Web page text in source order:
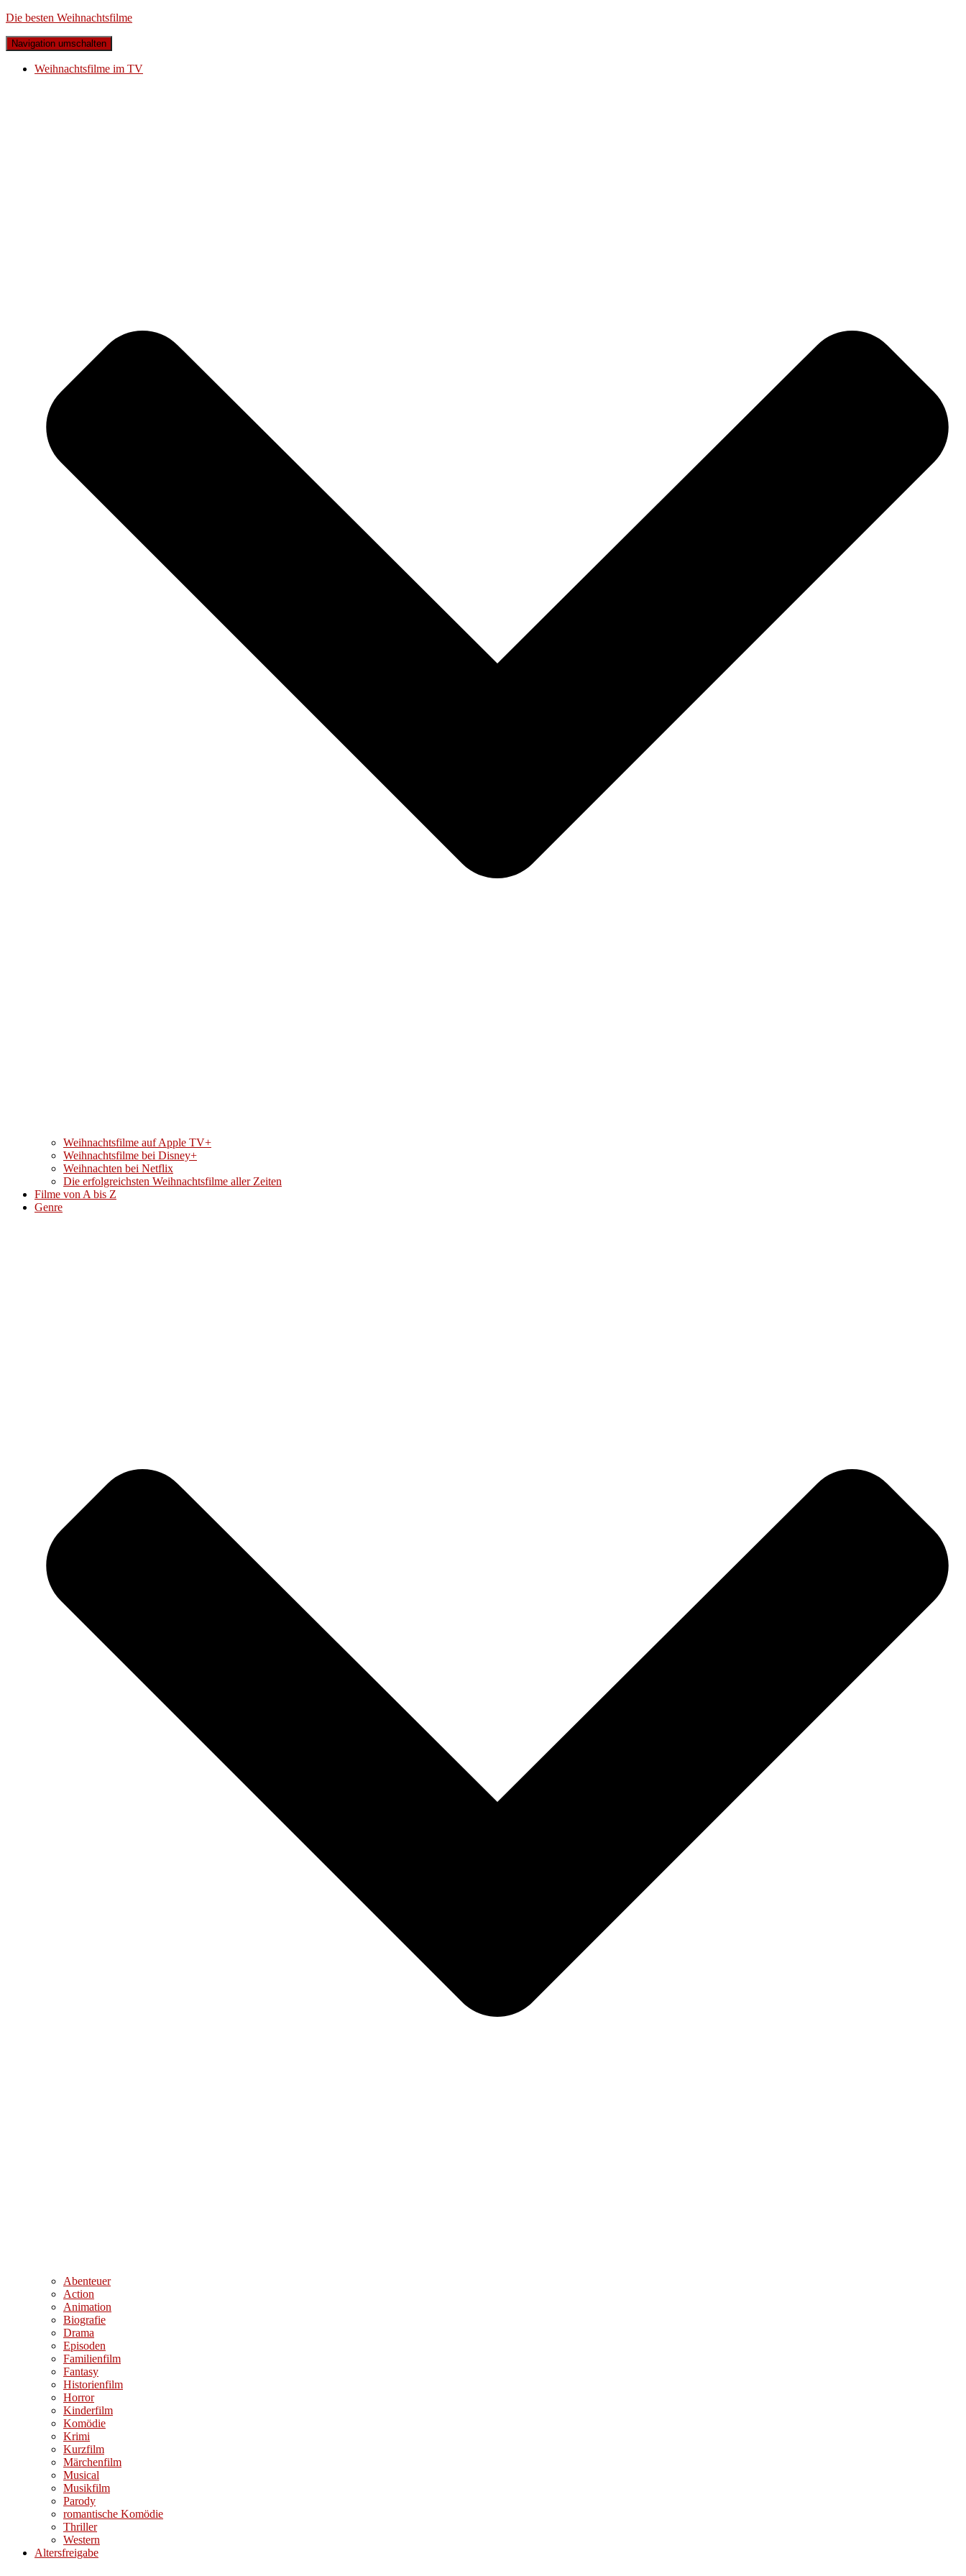
Die besten Weihnachtsfilme
Navigation umschalten
Weihnachtsfilme im TV
Weihnachtsfilme auf Apple TV+
Weihnachtsfilme bei Disney+
Weihnachten bei Netflix
Die erfolgreichsten Weihnachtsfilme aller Zeiten
Filme von A bis Z
Genre
Abenteuer
Action
Animation
Biografie
Drama
Episoden
Familienfilm
Fantasy
Historienfilm
Horror
Kinderfilm
Komödie
Krimi
Kurzfilm
Märchenfilm
Musical
Musikfilm
Parody
romantische Komödie
Thriller
Western
Altersfreigabe